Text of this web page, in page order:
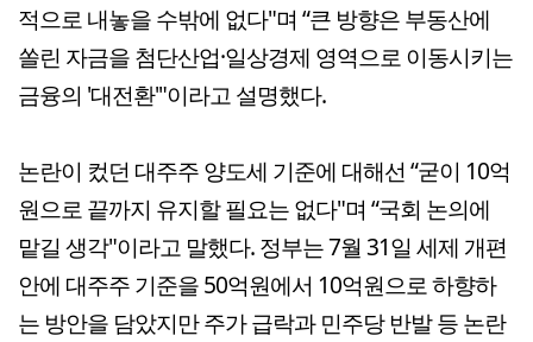
적으로 내놓을 수밖에 없다"며 “큰 방향은 부동산에
쏠린 자금을 첨단산업·일상경제 영역으로 이동시키는
금융의 '대전환'"이라고 설명했다.
논란이 컸던 대주주 양도세 기준에 대해선 “굳이 10억
원으로 끝까지 유지할 필요는 없다"며 “국회 논의에
맡길 생각"이라고 말했다. 정부는 7월 31일 세제 개편
안에 대주주 기준을 50억원에서 10억원으로 하향하
는 방안을 담았지만 주가 급락과 민주당 반발 등 논란